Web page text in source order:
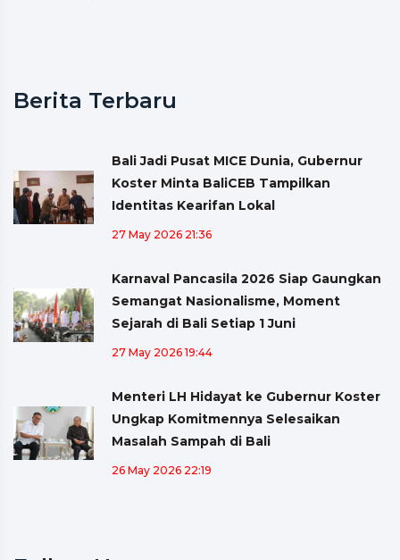
Berita Terbaru
Bali Jadi Pusat MICE Dunia, Gubernur
Koster Minta BaliCEB Tampilkan
Identitas Kearifan Lokal
27 May 2026 21:36
Karnaval Pancasila 2026 Siap Gaungkan
Semangat Nasionalisme, Moment
Sejarah di Bali Setiap 1 Juni
27 May 2026 19:44
Menteri LH Hidayat ke Gubernur Koster
Ungkap Komitmennya Selesaikan
Masalah Sampah di Bali
26 May 2026 22:19